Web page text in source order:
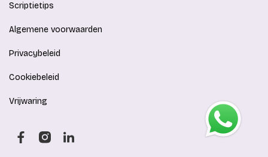
Scriptietips
Algemene voorwaarden
Privacybeleid
Cookiebeleid
Vrijwaring